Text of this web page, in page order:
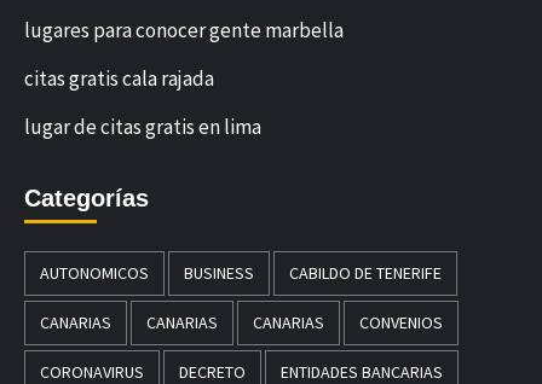
lugares para conocer gente marbella
citas gratis cala rajada
lugar de citas gratis en lima
Categorías
AUTONOMICOS BUSINESS CABILDO DE TENERIFE
CANARIAS CANARIAS CANARIAS CONVENIOS
CORONAVIRUS DECRETO ENTIDADES BANCARIAS